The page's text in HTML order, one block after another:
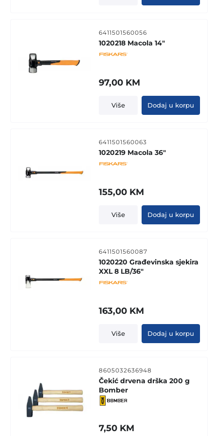
6411501560056
1020218 Macola 14"
97,00 KM
Više Dodaj u korpu
6411501560063
1020219 Macola 36"
155,00 KM
Više Dodaj u korpu
6411501560087
1020220 Građevinska sjekira
XXL 8 LB/36"
163,00 KM
Više Dodaj u korpu
8605032636948
Čekić drvena drška 200 g
Bomber
7,50 KM